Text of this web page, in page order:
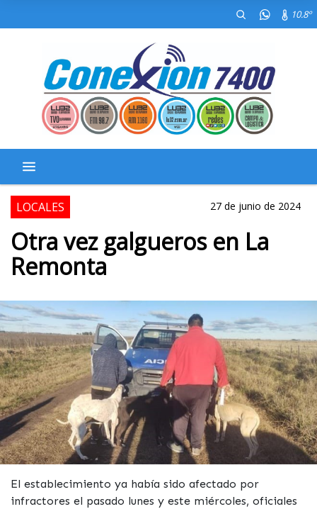
10.8º
LOCALES 27 de junio de 2024
Otra vez galgueros en La
Remonta
El establecimiento ya había sido afectado por
infractores el pasado lunes y este miércoles, oficiales